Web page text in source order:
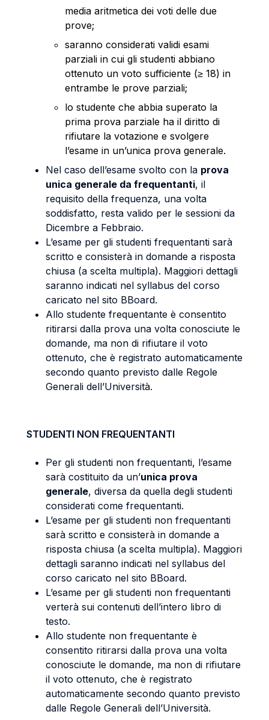
media aritmetica dei voti delle due
prove;
saranno considerati validi esami
parziali in cui gli studenti abbiano
ottenuto un voto sufficiente (≥ 18) in
entrambe le prove parziali;
lo studente che abbia superato la
prima prova parziale ha il diritto di
rifiutare la votazione e svolgere
l’esame in un’unica prova generale.
Nel caso dell’esame svolto con la prova
unica generale da frequentanti, il
requisito della frequenza, una volta
soddisfatto, resta valido per le sessioni da
Dicembre a Febbraio.
L’esame per gli studenti frequentanti sarà
scritto e consisterà in domande a risposta
chiusa (a scelta multipla). Maggiori dettagli
saranno indicati nel syllabus del corso
caricato nel sito BBoard.
Allo studente frequentante è consentito
ritirarsi dalla prova una volta conosciute le
domande, ma non di rifiutare il voto
ottenuto, che è registrato automaticamente
secondo quanto previsto dalle Regole
Generali dell’Università.
STUDENTI NON FREQUENTANTI
Per gli studenti non frequentanti, l’esame
sarà costituito da un’unica prova
generale, diversa da quella degli studenti
considerati come frequentanti.
L’esame per gli studenti non frequentanti
sarà scritto e consisterà in domande a
risposta chiusa (a scelta multipla). Maggiori
dettagli saranno indicati nel syllabus del
corso caricato nel sito BBoard.
L’esame per gli studenti non frequentanti
verterà sui contenuti dell’intero libro di
testo.
Allo studente non frequentante è
consentito ritirarsi dalla prova una volta
conosciute le domande, ma non di rifiutare
il voto ottenuto, che è registrato
automaticamente secondo quanto previsto
dalle Regole Generali dell’Università.